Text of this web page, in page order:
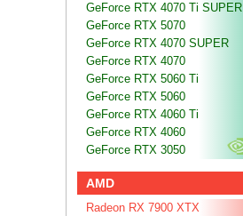
GeForce RTX 4070 Ti SUPER
GeForce RTX 5070
GeForce RTX 4070 SUPER
GeForce RTX 4070
GeForce RTX 5060 Ti
GeForce RTX 5060
GeForce RTX 4060 Ti
GeForce RTX 4060
GeForce RTX 3050
AMD
Radeon RX 7900 XTX